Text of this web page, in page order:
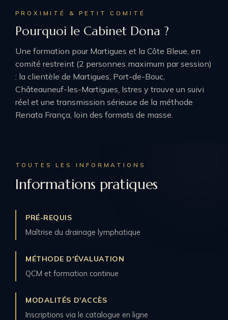
PROXIMITÉ & PETIT COMITÉ
Pourquoi le Cabinet Dona ?
Une formation pour Martigues et la Côte Bleue, en
comité restreint (2 personnes maximum par session)
: la clientèle de Martigues, Port-de-Bouc,
Châteauneuf-les-Martigues, Istres y trouve un suivi
réel et une transmission sérieuse de la méthode
Renata França, loin des formats de masse.
TOUTES LES INFORMATIONS
Informations pratiques
PRÉ-REQUIS
Maîtrise du drainage lymphatique
MÉTHODE D'ÉVALUATION
QCM et formation continue
MODALITÉS D'ACCÈS
Inscriptions via le catalogue en ligne